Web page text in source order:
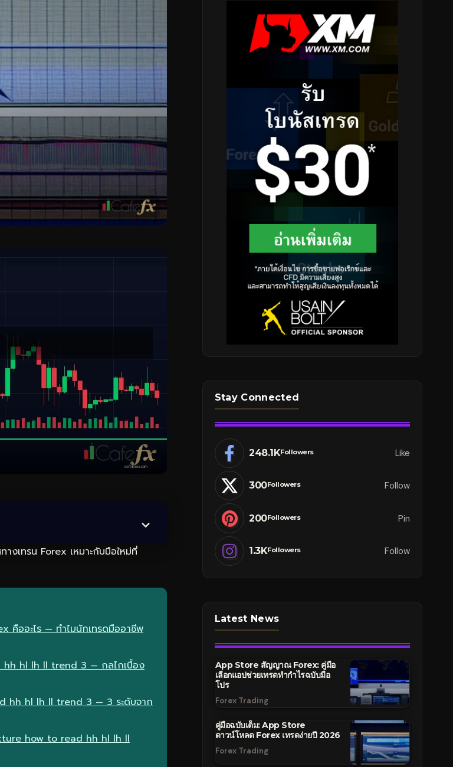
งเทรน Forex เหมาะกับมือใหม่ที่
คืออะไร — ทำไมนักเทรดมืออาชีพ
hl lh ll trend 3 — กลไกเบื้อง
hh hl lh ll trend 3 — 3 ระดับจาก
how to read hh hl lh ll
Stay Connected
248.1KFollowers Like
300Followers Follow
200Followers Pin
1.3KFollowers Follow
Latest News
App Store สัญญาณ Forex: คู่มือ
เลือกแอปช่วยเทรดทำกำไรฉบับมือ
โปร
Forex Trading
คู่มือฉบับเต็ม: App Store
ดาวน์โหลด Forex เทรดง่ายปี 2026
Forex Trading